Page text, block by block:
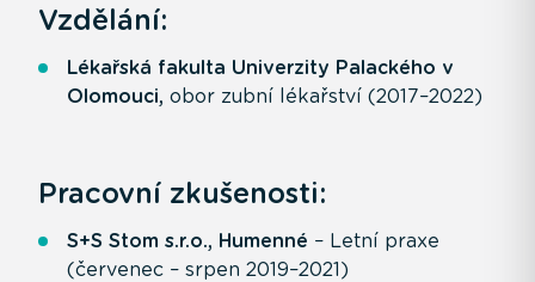
Vzdělání:
Lékařská fakulta Univerzity Palackého v
Olomouci, obor zubní lékařství (2017–2022)
Pracovní zkušenosti:
S+S Stom s.r.o., Humenné – Letní praxe
(červenec – srpen 2019–2021)